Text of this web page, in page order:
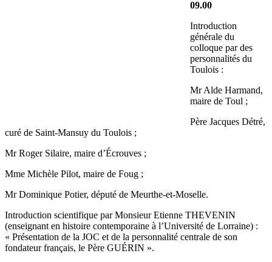
09.00
Introduction
générale du
colloque par des
personnalités du
Toulois :
Mr Alde Harmand,
maire de Toul ;
Père Jacques Détré,
curé de Saint-Mansuy du Toulois ;
Mr Roger Silaire, maire d’Écrouves ;
Mme Michèle Pilot, maire de Foug ;
Mr Dominique Potier, député de Meurthe-et-Moselle.
Introduction scientifique par Monsieur Etienne THEVENIN
(enseignant en histoire contemporaine à l’Université de Lorraine) :
« Présentation de la JOC et de la personnalité centrale de son
fondateur français, le Père GUÉRIN ».